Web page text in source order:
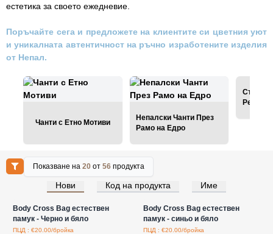
естетика за своето ежедневие.
Поръчайте сега и предложете на клиентите си цветния уют
и уникалната автентичност на ръчно изработените изделия
от Непал.
Чанти с Етно Мотиви
Непалски Чанти През
Рамо на Едро
Ресни
Показване на20 от56 продукта
Нови Код на продукта Име
Влезте за цени на едро
Body Cross Bag естествен
памук - Черно и бяло
ПЦД : €20.00/бройка
Влезте за цени на едро
Body Cross Bag естествен
памук - синьо и бяло
ПЦД : €20.00/бройка